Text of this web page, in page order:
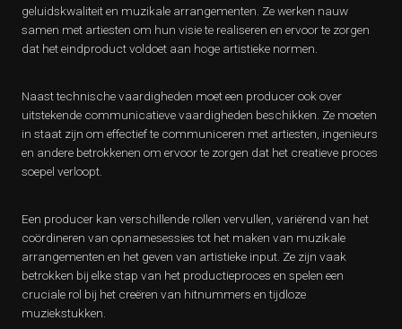
geluidskwaliteit en muzikale arrangementen. Ze werken nauw
samen met artiesten om hun visie te realiseren en ervoor te zorgen
dat het eindproduct voldoet aan hoge artistieke normen.
Naast technische vaardigheden moet een producer ook over
uitstekende communicatieve vaardigheden beschikken. Ze moeten
in staat zijn om effectief te communiceren met artiesten, ingenieurs
en andere betrokkenen om ervoor te zorgen dat het creatieve proces
soepel verloopt.
Een producer kan verschillende rollen vervullen, variërend van het
coördineren van opnamesessies tot het maken van muzikale
arrangementen en het geven van artistieke input. Ze zijn vaak
betrokken bij elke stap van het productieproces en spelen een
cruciale rol bij het creëren van hitnummers en tijdloze
muziekstukken.